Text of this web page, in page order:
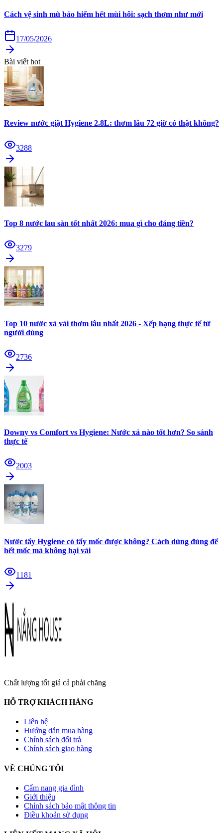
Cách vệ sinh mũ bảo hiểm hết mùi hôi: sạch thơm như mới
17/05/2026
Bài viết hot
Review nước giặt Hygiene 2.8L: thơm lâu 72 giờ có thật không?
3288
Top 8 nước lau sàn tốt nhất 2026: mua gì cho đáng tiền?
3279
Top 10 nước xả vải thơm lâu nhất 2026 - Xếp hạng thực tế từ
người dùng
2736
Downy vs Comfort vs Hygiene: Nước xả nào tốt hơn? So sánh
thực tế
2003
Nước tẩy Hygiene có tẩy mốc được không? Cách dùng đúng để
hết mốc mà không hại vải
1181
Chất lượng tốt giá cả phải chăng
HỖ TRỢ KHÁCH HÀNG
Liên hệ
Hướng dẫn mua hàng
Chính sách đổi trả
Chính sách giao hàng
VỀ CHÚNG TÔI
Cẩm nang gia đình
Giới thiệu
Chính sách bảo mật thông tin
Điều khoản sử dụng